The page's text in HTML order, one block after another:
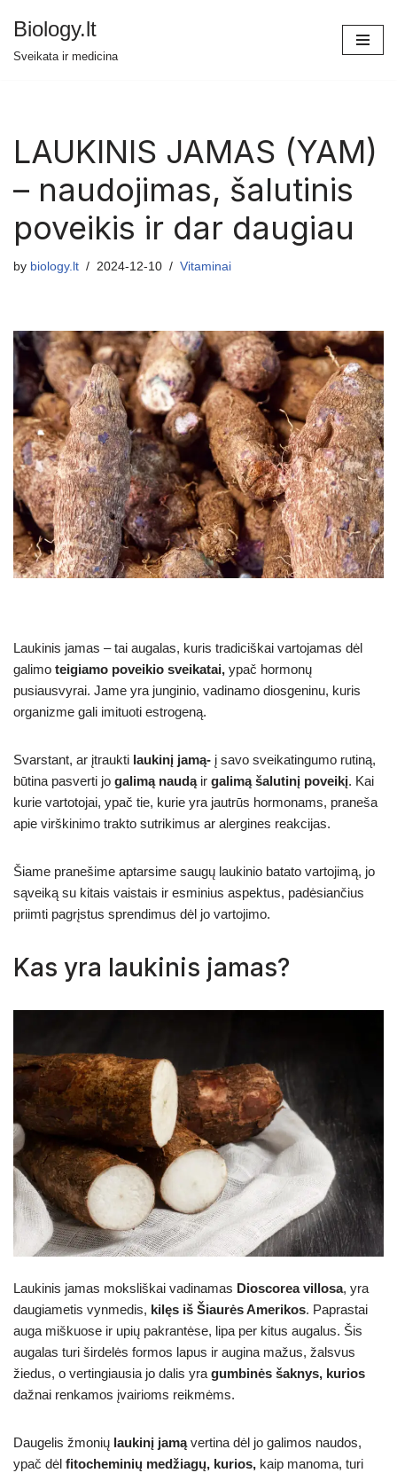
Biology.lt
Sveikata ir medicina
LAUKINIS JAMAS (YAM)
– naudojimas, šalutinis
poveikis ir dar daugiau
by biology.lt 2024-12-10 Vitaminai
Laukinis jamas – tai augalas, kuris tradiciškai vartojamas dėl
galimo teigiamo poveikio sveikatai, ypač hormonų
pusiausvyrai. Jame yra junginio, vadinamo diosgeninu, kuris
organizme gali imituoti estrogeną.
Svarstant, ar įtraukti laukinį jamą- į savo sveikatingumo rutiną,
būtina pasverti jo galimą naudąir galimą šalutinį poveikį. Kai
kurie vartotojai, ypač tie, kurie yra jautrūs hormonams, praneša
apie virškinimo trakto sutrikimus ar alergines reakcijas.
Šiame pranešime aptarsime saugų laukinio batato vartojimą, jo
sąveiką su kitais vaistais ir esminius aspektus, padėsiančius
priimti pagrįstus sprendimus dėl jo vartojimo.
Kas yra laukinis jamas?
Laukinis jamas moksliškai vadinamas Dioscorea villosa, yra
daugiametis vynmedis, kilęs iš Šiaurės Amerikos. Paprastai
auga miškuose ir upių pakrantėse, lipa per kitus augalus. Šis
augalas turi širdelės formos lapus ir augina mažus, žalsvus
žiedus, o vertingiausia jo dalis yra gumbinės šaknys, kurios
dažnai renkamos įvairioms reikmėms.
Daugelis žmonių laukinį jamąvertina dėl jo galimos naudos,
ypač dėl fitocheminių medžiagų, kurios, kaip manoma, turi